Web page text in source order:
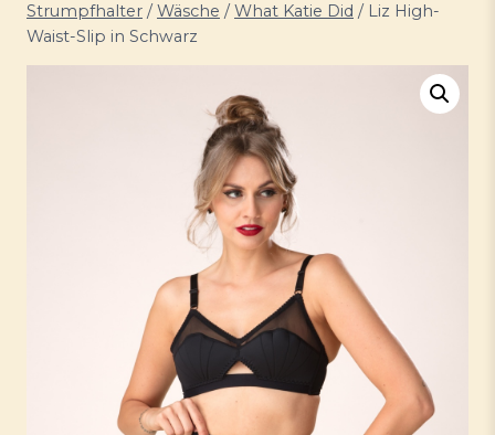
Strumpfhalter / Wäsche / What Katie Did / Liz High-
Waist-Slip in Schwarz